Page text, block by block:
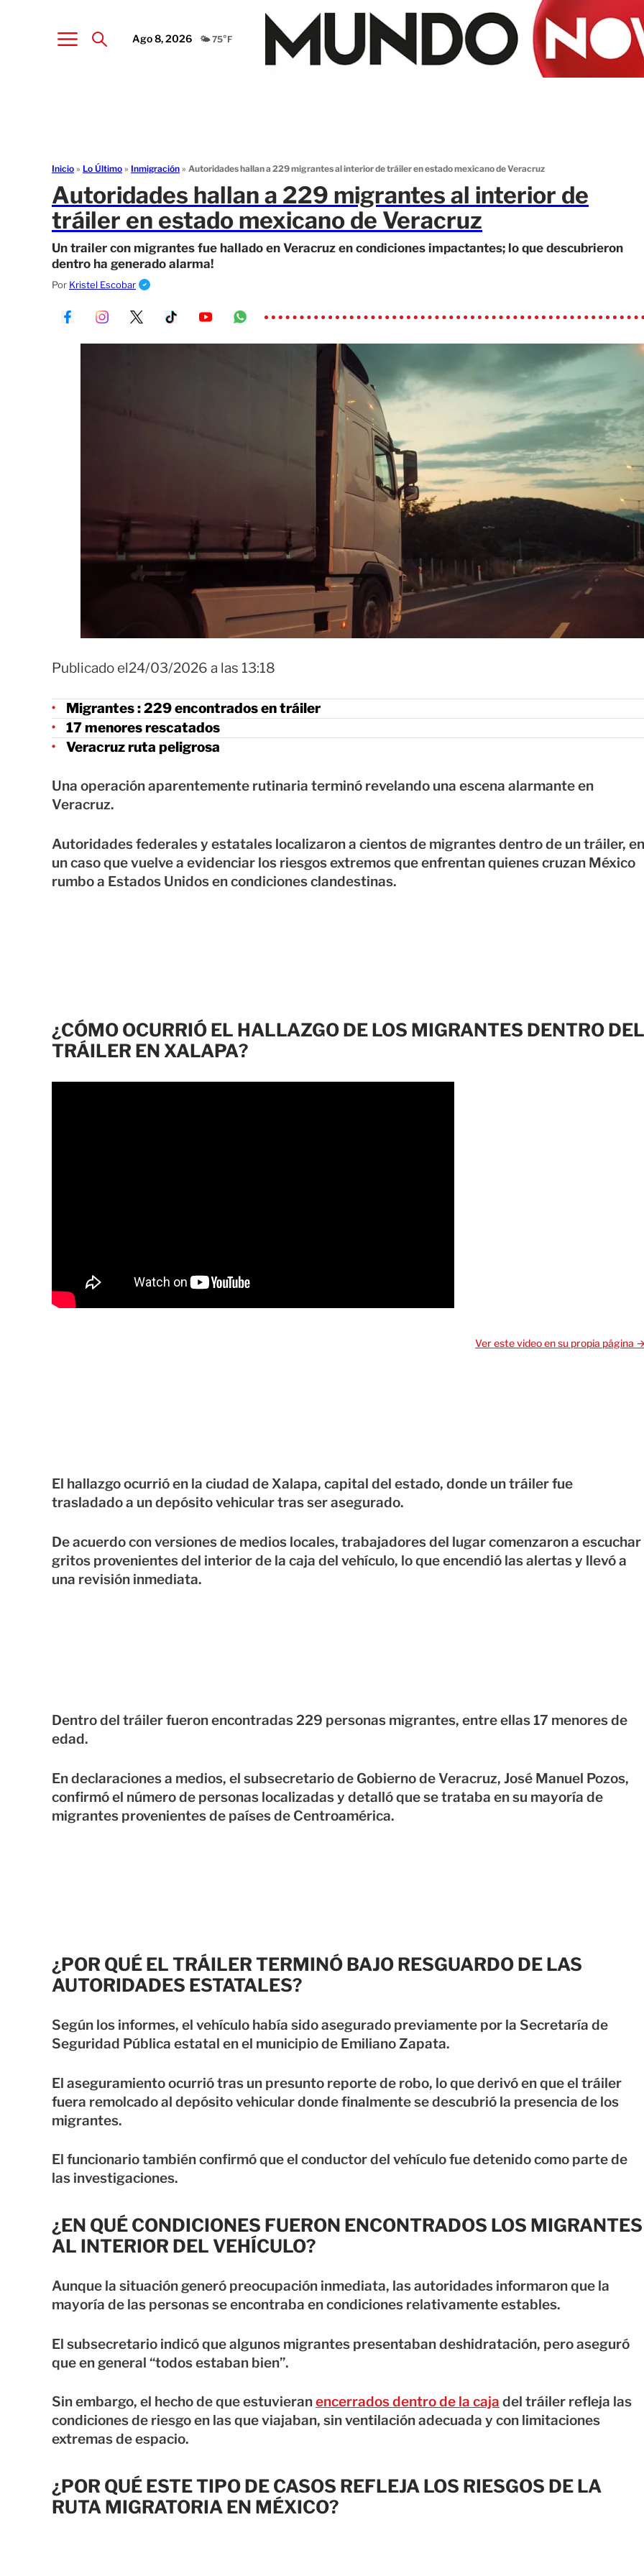
Ago 8, 2026 🌤️ 75°F
Inicio » Lo Último » Inmigración » Autoridades hallan a 229 migrantes al interior de tráiler en estado mexicano de Veracruz
Autoridades hallan a 229 migrantes al interior de
tráiler en estado mexicano de Veracruz
Un trailer con migrantes fue hallado en Veracruz en condiciones impactantes; lo que descubrieron
dentro ha generado alarma!
Por Kristel Escobar
Publicado el24/03/2026 a las 13:18
Migrantes : 229 encontrados en tráiler
17 menores rescatados
Veracruz ruta peligrosa
Una operación aparentemente rutinaria terminó revelando una escena alarmante en
Veracruz.
Autoridades federales y estatales localizaron a cientos de migrantes dentro de un tráiler, en
un caso que vuelve a evidenciar los riesgos extremos que enfrentan quienes cruzan México
rumbo a Estados Unidos en condiciones clandestinas.
¿CÓMO OCURRIÓ EL HALLAZGO DE LOS MIGRANTES DENTRO DEL
TRÁILER EN XALAPA?
Ver este video en su propia página
El hallazgo ocurrió en la ciudad de Xalapa, capital del estado, donde un tráiler fue
trasladado a un depósito vehicular tras ser asegurado.
De acuerdo con versiones de medios locales, trabajadores del lugar comenzaron a escuchar
gritos provenientes del interior de la caja del vehículo, lo que encendió las alertas y llevó a
una revisión inmediata.
Dentro del tráiler fueron encontradas 229 personas migrantes, entre ellas 17 menores de
edad.
En declaraciones a medios, el subsecretario de Gobierno de Veracruz, José Manuel Pozos,
confirmó el número de personas localizadas y detalló que se trataba en su mayoría de
migrantes provenientes de países de Centroamérica.
¿POR QUÉ EL TRÁILER TERMINÓ BAJO RESGUARDO DE LAS
AUTORIDADES ESTATALES?
Según los informes, el vehículo había sido asegurado previamente por la Secretaría de
Seguridad Pública estatal en el municipio de Emiliano Zapata.
El aseguramiento ocurrió tras un presunto reporte de robo, lo que derivó en que el tráiler
fuera remolcado al depósito vehicular donde finalmente se descubrió la presencia de los
migrantes.
El funcionario también confirmó que el conductor del vehículo fue detenido como parte de
las investigaciones.
¿EN QUÉ CONDICIONES FUERON ENCONTRADOS LOS MIGRANTES
AL INTERIOR DEL VEHÍCULO?
Aunque la situación generó preocupación inmediata, las autoridades informaron que la
mayoría de las personas se encontraba en condiciones relativamente estables.
El subsecretario indicó que algunos migrantes presentaban deshidratación, pero aseguró
que en general “todos estaban bien”.
Sin embargo, el hecho de que estuvieranencerrados dentro de la caja del tráiler refleja las
condiciones de riesgo en las que viajaban, sin ventilación adecuada y con limitaciones
extremas de espacio.
¿POR QUÉ ESTE TIPO DE CASOS REFLEJA LOS RIESGOS DE LA
RUTA MIGRATORIA EN MÉXICO?